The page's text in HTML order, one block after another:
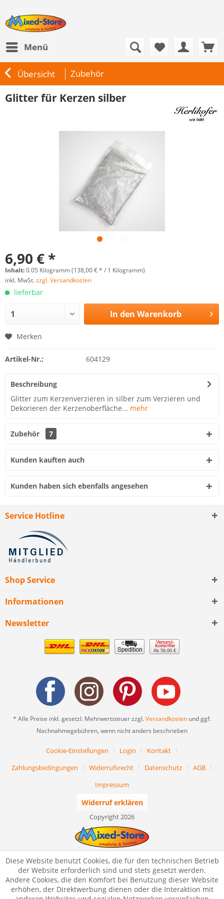
Menü
Übersicht Zubehör
Glitter für Kerzen silber
6,90 € *
Inhalt:0.05 Kilogramm (138,00 € * / 1 Kilogramm)
inkl. MwSt.zzgl. Versandkosten
lieferbar
In den Warenkorb
Merken
Artikel-Nr.: 604129
Beschreibung
Glitter zum Kerzenverzieren in silber zum Verzieren und
Dekorieren der Kerzenoberfläche... mehr
Zubehör 7
Kunden kauften auch
Kunden haben sich ebenfalls angesehen
Service Hotline
Shop Service
Informationen
Newsletter
Ab 59,00 €
* Alle Preise inkl. gesetzl. Mehrwertsteuer zzgl.Versandkosten und ggf.
Nachnahmegebühren, wenn nicht anders beschrieben
Cookie-Einstellungen Login
Kontakt
Zahlungsbedingungen
Widerrufsrecht Datenschutz
AGB
Impressum
Widerruf erklären
Copyright 2026
Diese Website benutzt Cookies, die für den technischen Betrieb
der Website erforderlich sind und stets gesetzt werden.
Andere Cookies, die den Komfort bei Benutzung dieser Website
erhöhen, der Direktwerbung dienen oder die Interaktion mit